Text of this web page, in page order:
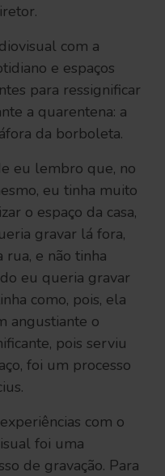
com a
e espaços
para ressignificar
a quarentena: a
da borboleta.
eu lembro que, no
eu tinha muito
o espaço da casa,
gravar lá fora,
e não tinha
eu queria gravar
como, pois, ela
angustiante o
pois serviu
foi um processo
com o
foi uma
de gravação. Para